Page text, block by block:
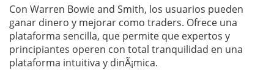
Con Warren Bowie and Smith, los usuarios pueden
ganar dinero y mejorar como traders. Ofrece una
plataforma sencilla, que permite que expertos y
principiantes operen con total tranquilidad en una
plataforma intuitiva y dinÃ¡mica.